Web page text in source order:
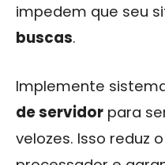
impedem que seu
buscas.
Implemente
de servidor para
velozes. Isso reduz